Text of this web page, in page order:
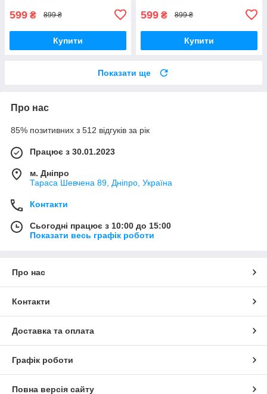
599 ₴ 899 ₴
Купити
599 ₴ 899 ₴
Купити
Показати ще
Про нас
85% позитивних з 512 відгуків за рік
Працює з 30.01.2023
м. Дніпро
Тараса Шевчена 89, Дніпро, Україна
Контакти
Сьогодні працює з 10:00 до 15:00
Показати весь графік роботи
Про нас
Контакти
Доставка та оплата
Графік роботи
Повна версія сайту